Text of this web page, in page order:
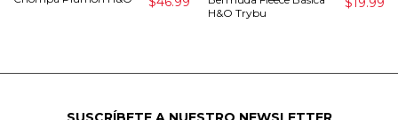
H&O Trybu